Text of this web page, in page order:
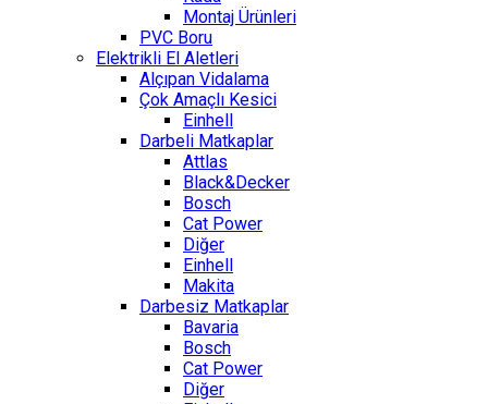
Montaj Ürünleri
PVC Boru
Elektrikli El Aletleri
Alçıpan Vidalama
Çok Amaçlı Kesici
Einhell
Darbeli Matkaplar
Attlas
Black&Decker
Bosch
Cat Power
Diğer
Einhell
Makita
Darbesiz Matkaplar
Bavaria
Bosch
Cat Power
Diğer